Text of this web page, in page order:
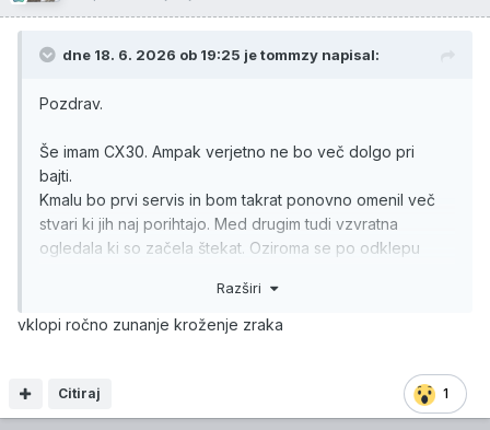
dne 18. 6. 2026 ob 19:25 jetommzy napisal:
Pozdrav.
Še imam CX30. Ampak verjetno ne bo več dolgo pri
bajti.
Kmalu bo prvi servis in bom takrat ponovno omenil več
stvari ki jih naj porihtajo. Med drugim tudi vzvratna
ogledala ki so začela štekat. Oziroma se po odklepu
Me pa nekaj zanima. Ali ima CX30 res tako švoh klimo?
Ker sedaj ko je vročina imam v službi šipo pokrito. Pa
notranje kroženje zraka v ventilatorje nabije na skoraj
maks.
Razširi
vklopi ročno zunanje kroženje zraka
1
Citiraj